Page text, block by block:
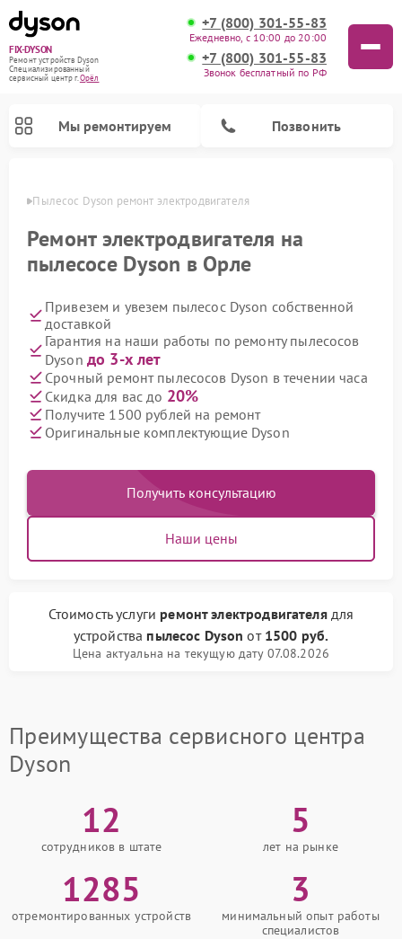
FIX-DYSON
Ремонт устройств Dyson
Специализированный
cервисный центр г.Орёл
+7 (800) 301-55-83
Ежедневно, с 10:00 до 20:00
+7 (800) 301-55-83
Звонок бесплатный по РФ
Мы ремонтируем Позвонить
Пылесос Dyson ремонт электродвигателя
Ремонт электродвигателя на
пылесосе Dyson в Орле
Привезем и увезем пылесос Dyson собственной
доставкой
Гарантия на наши работы по ремонту пылесосов
Dyson до 3-х лет
Срочный ремонт пылесосов Dyson в течении часа
Скидка для вас до 20%
Получите 1500 рублей на ремонт
Оригинальные комплектующие Dyson
Получить консультацию
Наши цены
Стоимость услуги ремонт электродвигателядля
устройства пылесос Dyson от 1500 руб.
Цена актуальна на текущую дату 07.08.2026
Преимущества сервисного центра
Dyson
12
сотрудников в штате
5
лет на рынке
1285
отремонтированных устройств
3
минимальный опыт работы
специалистов